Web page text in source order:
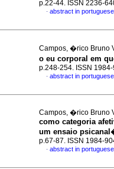
p.22-44. ISSN 2236-
· abstract in portuguese
Campos, �rico Bruno
o eu corporal em
p.248-254. ISSN
· abstract in portuguese
Campos, �rico Bruno
como categoria
um ensaio
p.67-87. ISSN 1984-
· abstract in portuguese